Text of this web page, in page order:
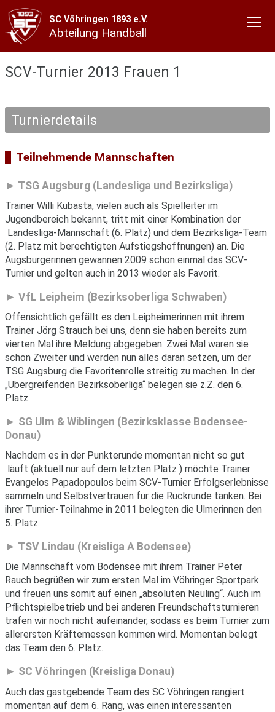
SC Vöhringen 1893 e.V.
Abteilung Handball
SCV-Turnier 2013 Frauen 1
Turnierdetails
Teilnehmende Mannschaften
TSG Augsburg (Landesliga und Bezirksliga)
Trainer Willi Kubasta, vielen auch als Spielleiter im
Jugendbereich bekannt, tritt mit einer Kombination der
Landesliga-Mannschaft (6. Platz) und dem Bezirksliga-Team
(2. Platz mit berechtigten Aufstiegshoffnungen) an. Die
Augsburgerinnen gewannen 2009 schon einmal das SCV-
Turnier und gelten auch in 2013 wieder als Favorit.
VfL Leipheim (Bezirksoberliga Schwaben)
Offensichtlich gefällt es den Leipheimerinnen mit ihrem
Trainer Jörg Strauch bei uns, denn sie haben bereits zum
vierten Mal ihre Meldung abgegeben. Zwei Mal waren sie
schon Zweiter und werden nun alles daran setzen, um der
TSG Augsburg die Favoritenrolle streitig zu machen. In der
„Übergreifenden Bezirksoberliga“ belegen sie z.Z. den 6.
Platz.
SG Ulm & Wiblingen (Bezirksklasse Bodensee-
Donau)
Nachdem es in der Punkterunde momentan nicht so gut
läuft (aktuell nur auf dem letzten Platz ) möchte Trainer
Evangelos Papadopoulos beim SCV-Turnier Erfolgserlebnisse
sammeln und Selbstvertrauen für die Rückrunde tanken. Bei
ihrer Turnier-Teilnahme in 2011 belegten die Ulmerinnen den
5. Platz.
TSV Lindau (Kreisliga A Bodensee)
Die Mannschaft vom Bodensee mit ihrem Trainer Peter
Rauch begrüßen wir zum ersten Mal im Vöhringer Sportpark
und freuen uns somit auf einen „absoluten Neuling“. Auch im
Pflichtspielbetrieb und bei anderen Freundschaftsturnieren
trafen wir noch nicht aufeinander, sodass es beim Turnier zum
allerersten Kräftemessen kommen wird. Momentan belegt
das Team den 6. Platz.
SC Vöhringen (Kreisliga Donau)
Auch das gastgebende Team des SC Vöhringen rangiert
momentan auf dem 6. Rang, was einen interessanten